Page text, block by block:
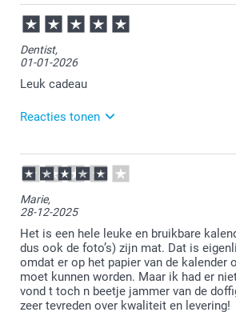
08-01-2026
13:22
Bedankt voor je review. Wat leuk
jullie er een traditie van hebben
een bureaukalender te bestellen.
ervan!
Dentist,
01-01-2026
Leuk cadeau
Reacties tonen
02-01-2026
12:50
Bedankt voor je review. Wat fijn
geven)!
Marie,
28-12-2025
Het is een hele leuke en bruikbare
dus ook de foto’s) zijn mat. Dat is
omdat er op het papier van de kalender
moet kunnen worden. Maar ik had er
vond t toch n beetje jammer van de
zeer tevreden over kwaliteit en levering!